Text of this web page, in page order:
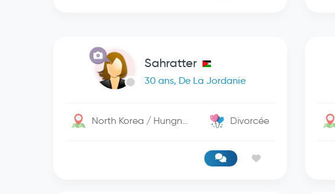
Sahratter
30 ans, De La Jordanie
North Korea / Hungnam Divorcée